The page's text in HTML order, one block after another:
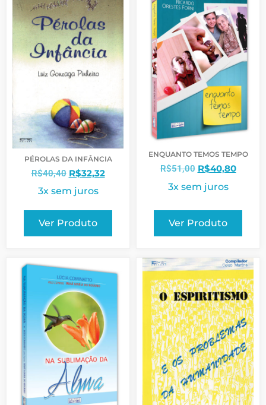
PÉROLAS DA INFÂNCIA
R$40,40 R$32,32
3x sem juros
Ver Produto
ENQUANTO TEMOS TEMPO
R$51,00 R$40,80
3x sem juros
Ver Produto